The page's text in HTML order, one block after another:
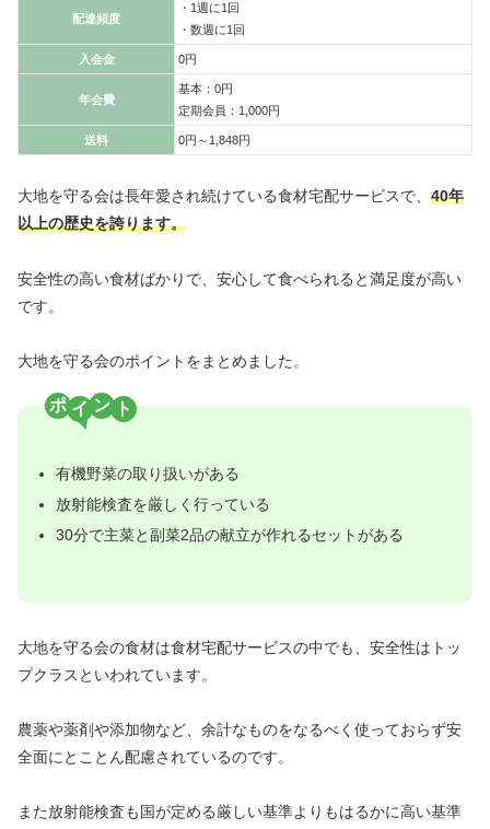
配達頻度
・1週に1回
・数週に1回
入会金 0円
年会費
基本：0円
定期会員：1,000円
送料 0円～1,848円
大地を守る会は長年愛され続けている食材宅配サービスで、 40年
以上の歴史を誇ります。
安全性の高い食材ばかりで、安心して食べられると満足度が高い
です。
大地を守る会のポイントをまとめました。
ポ ン
有機野菜の取り扱いがある
放射能検査を厳しく行っている
30分で主菜と副菜2品の献立が作れるセットがある
大地を守る会の食材は食材宅配サービスの中でも、安全性はトッ
プクラスといわれています。
農薬や薬剤や添加物など、余計なものをなるべく使っておらず安
全面にとことん配慮されているのです。
また放射能検査も国が定める厳しい基準よりもはるかに高い基準